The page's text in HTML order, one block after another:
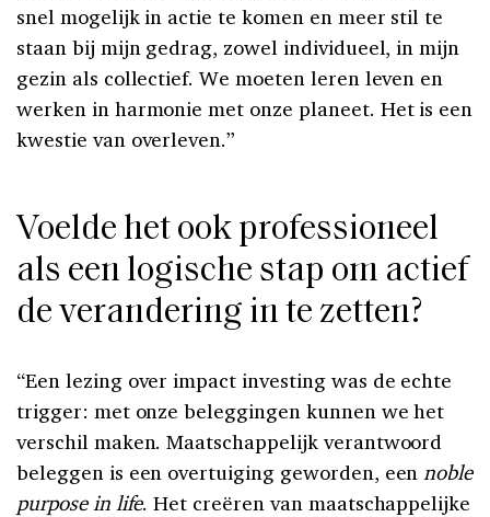
snel mogelijk in actie te komen en meer stil te
staan bij mijn gedrag, zowel individueel, in mijn
gezin als collectief. We moeten leren leven en
werken in harmonie met onze planeet. Het is een
kwestie van overleven.”
Voelde het ook professioneel
als een logische stap om actief
de verandering in te zetten?
“Een lezing over impact investing was de echte
trigger: met onze beleggingen kunnen we het
verschil maken. Maatschappelijk verantwoord
beleggen is een overtuiging geworden, eennoble
purpose in life. Het creëren van maatschappelijke